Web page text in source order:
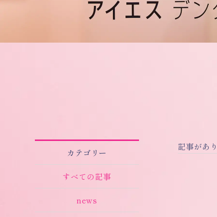
カテゴリー
すべての記事
news
記事があ